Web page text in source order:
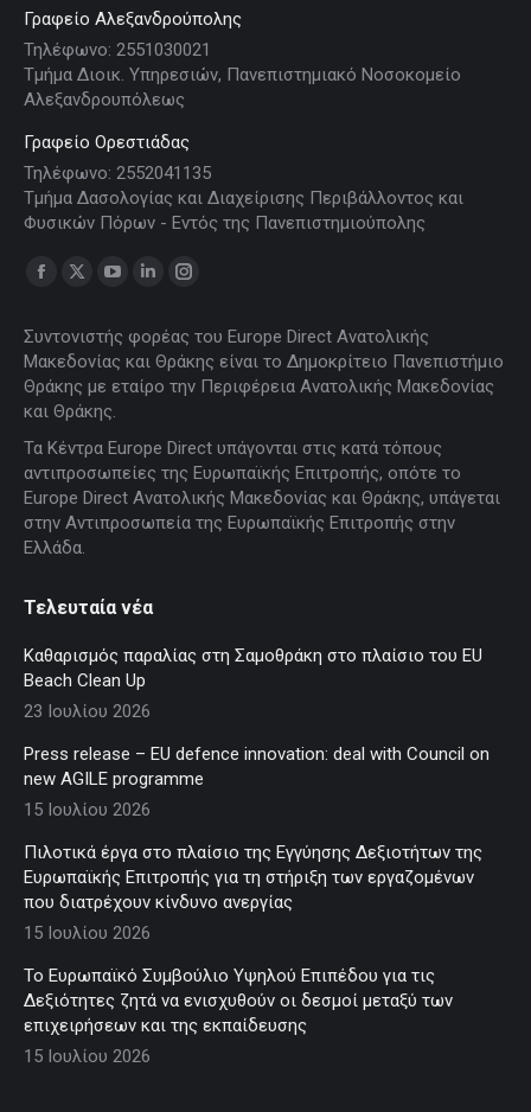
Γραφείο Αλεξανδρούπολης
Τηλέφωνο: 2551030021
Τμήμα Διοικ. Υπηρεσιών, Πανεπιστημιακό Νοσοκομείο
Αλεξανδρουπόλεως
Γραφείο Ορεστιάδας
Τηλέφωνο: 2552041135
Τμήμα Δασολογίας και Διαχείρισης Περιβάλλοντος και
Φυσικών Πόρων - Εντός της Πανεπιστημιούπολης
Find us on:
Facebook
opens
in
new
window
X
opens
new
window
YouTube
opens
in
new
window
Linkedin
opens
window
Instagram
opens
window
Συντονιστής φορέας του Europe Direct Ανατολικής
Μακεδονίας και Θράκης είναι το Δημοκρίτειο Πανεπιστήμιο
Θράκης με εταίρο την Περιφέρεια Ανατολικής Μακεδονίας
και Θράκης.
Τα Κέντρα Europe Direct υπάγονται στις κατά τόπους
αντιπροσωπείες της Ευρωπαϊκής Επιτροπής, οπότε το
Europe Direct Ανατολικής Μακεδονίας και Θράκης, υπάγεται
στην Αντιπροσωπεία της Ευρωπαϊκής Επιτροπής στην
Ελλάδα.
Τελευταία νέα
Καθαρισμός παραλίας στη Σαμοθράκη στο πλαίσιο του EU
Beach Clean Up
23 Ιουλίου 2026
Press release – EU defence innovation: deal with Council on
new AGILE programme
15 Ιουλίου 2026
Πιλοτικά έργα στο πλαίσιο της Εγγύησης Δεξιοτήτων της
Ευρωπαϊκής Επιτροπής για τη στήριξη των εργαζομένων
που διατρέχουν κίνδυνο ανεργίας
15 Ιουλίου 2026
Το Ευρωπαϊκό Συμβούλιο Υψηλού Επιπέδου για τις
Δεξιότητες ζητά να ενισχυθούν οι δεσμοί μεταξύ των
επιχειρήσεων και της εκπαίδευσης
15 Ιουλίου 2026